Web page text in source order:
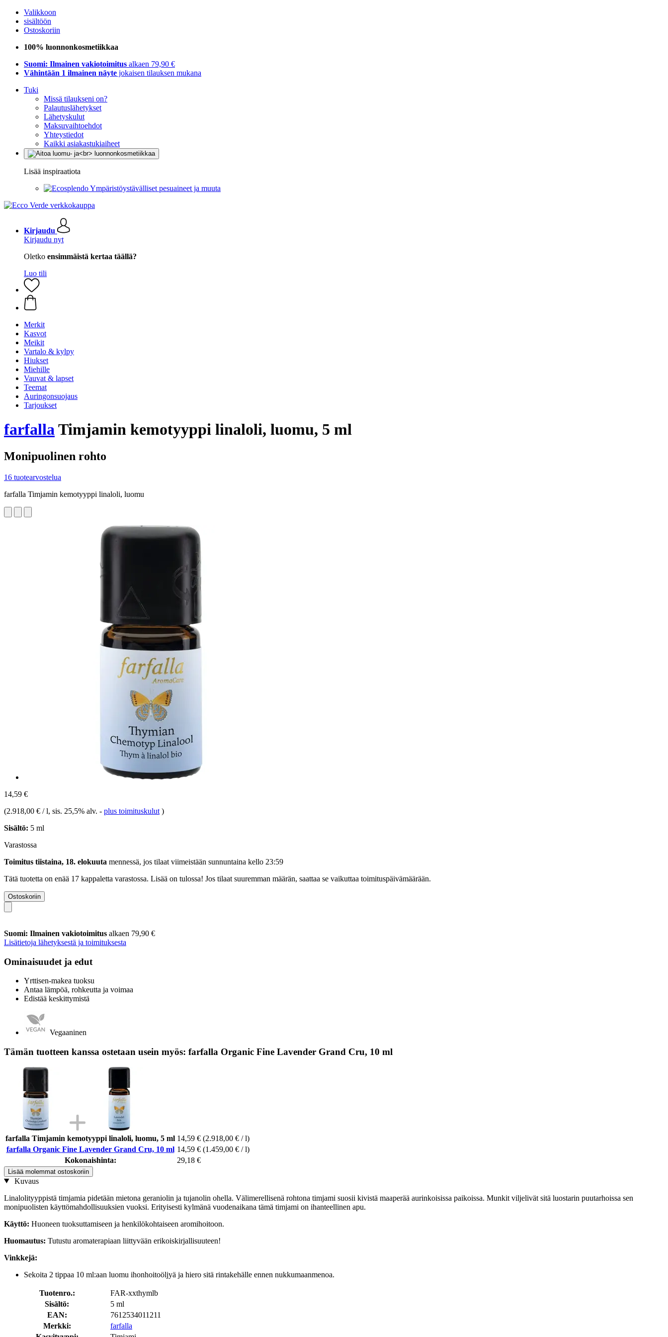
Valikkoon
sisältöön
Ostoskoriin
100% luonnonkosmetiikkaa
Suomi: Ilmainen vakiotoimitus alkaen 79,90 €
Vähintään 1 ilmainen näyte jokaisen tilauksen mukana
Tuki
Missä tilaukseni on?
Palautuslähetykset
Lähetyskulut
Maksuvaihtoehdot
Yhteystiedot
Kaikki asiakastukiaiheet
Lisää inspiraatiota
Ympäristöystävälliset pesuaineet ja muuta
Kirjaudu
Kirjaudu nyt
Oletko ensimmäistä kertaa täällä?
Luo tili
Merkit
Kasvot
Meikit
Vartalo & kylpy
Hiukset
Miehille
Vauvat & lapset
Teemat
Auringonsuojaus
Tarjoukset
farfallaTimjamin kemotyyppi linaloli, luomu, 5 ml
Monipuolinen rohto
16 tuotearvostelua
farfalla Timjamin kemotyyppi linaloli, luomu
14,59 €
(2.918,00 € / l, sis. 25,5% alv. - plus toimituskulut )
Sisältö: 5 ml
Varastossa
Toimitus tiistaina, 18. elokuuta mennessä, jos tilaat viimeistään sunnuntaina kello 23:59
Tätä tuotetta on enää 17 kappaletta varastossa. Lisää on tulossa! Jos tilaat suuremman määrän, saattaa se vaikuttaa toimituspäivämäärään.
Ostoskoriin
Suomi: Ilmainen vakiotoimitus alkaen 79,90 €
Lisätietoja lähetyksestä ja toimituksesta
Ominaisuudet ja edut
Yrttisen-makea tuoksu
Antaa lämpöä, rohkeutta ja voimaa
Edistää keskittymistä
Vegaaninen
Tämän tuotteen kanssa ostetaan usein myös: farfalla Organic Fine Lavender Grand Cru, 10 ml
farfalla Timjamin kemotyyppi linaloli, luomu, 5 ml 14,59 € (2.918,00 € / l)
farfalla Organic Fine Lavender Grand Cru, 10 ml 14,59 € (1.459,00 € / l)
Kokonaishinta:
29,18 €
Lisää molemmat ostoskoriin
Kuvaus
Linalolityyppistä timjamia pidetään mietona geraniolin ja tujanolin ohella. Välimerellisenä rohtona timjami suosii kivistä maaperää aurinkoisissa paikoissa. Munkit viljelivät sitä luostarin puutarhoissa sen
monipuolisten käyttömahdollisuuksien vuoksi. Erityisesti kylmänä vuodenaikana tämä timjami on ihanteellinen apu.
Käyttö: Huoneen tuoksuttamiseen ja henkilökohtaiseen aromihoitoon.
Huomautus: Tutustu aromaterapiaan liittyvään erikoiskirjallisuuteen!
Vinkkejä:
Sekoita 2 tippaa 10 ml:aan luomu ihonhoitoöljyä ja hiero sitä rintakehälle ennen nukkumaanmenoa.
Tuotenro.:
FAR-xxthymlb
Sisältö:
5 ml
EAN:
7612534011211
Merkki:
farfalla